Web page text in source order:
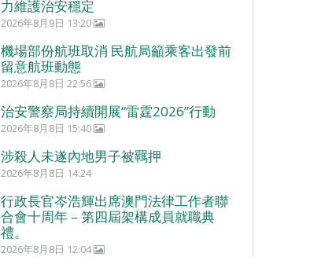
力維護治安穩定
2026年8月9日 13:20
機場部份航班取消 民航局籲乘客出發前
留意航班動態
2026年8月8日 22:56
治安警察局持續開展“雷霆2026”行動
2026年8月8日 15:40
涉殺人未遂內地男子被羈押
2026年8月8日 14:24
行政長官岑浩輝出席澳門法律工作者聯
合會十周年 – 第四屆架構成員就職典
禮。
2026年8月8日 12:04